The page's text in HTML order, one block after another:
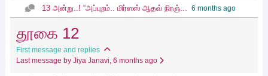
13 அன்று..! “அப்புறம்.. மிர்ஸஸ் ஆதவ் நிரஞ்... 6 months ago
தூகை 12
First message and replies
Last message by Jiya Janavi, 6 months ago